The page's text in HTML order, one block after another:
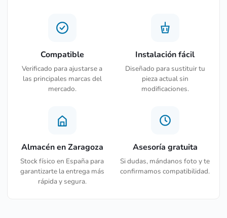
Compatible
Verificado para ajustarse a
las principales marcas del
mercado.
Instalación fácil
Diseñado para sustituir tu
pieza actual sin
modificaciones.
Almacén en Zaragoza
Stock físico en España para
garantizarte la entrega más
rápida y segura.
Asesoría gratuita
Si dudas, mándanos foto y te
confirmamos compatibilidad.